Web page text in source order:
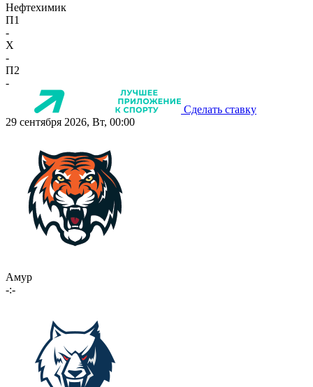
Нефтехимик
П1
-
X
-
П2
-
Сделать ставку
29 сентября 2026, Вт, 00:00
Амур
-:-